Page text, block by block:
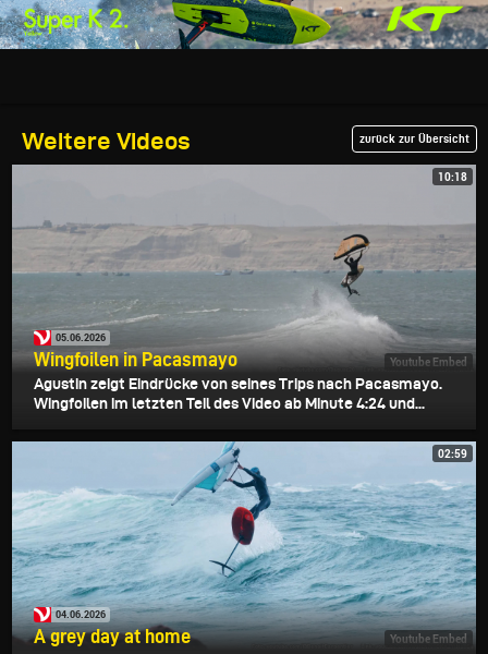
Weitere Videos zurück zur Übersicht
10:18
Youtube Embed
05.06.2026
Wingfoilen in Pacasmayo
Agustin zeigt Eindrücke von seines Trips nach Pacasmayo.
Wingfoilen im letzten Teil des Video ab Minute 4:24 und...
02:59
Youtube Embed
04.06.2026
A grey day at home